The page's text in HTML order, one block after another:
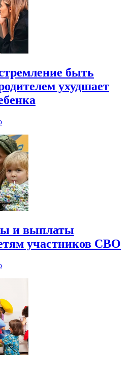
быть
ухудшает
и выплаты
участников СВО